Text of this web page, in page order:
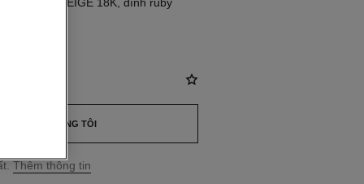
LIÊN HỆ CHÚNG TÔI
Thêm thông tin